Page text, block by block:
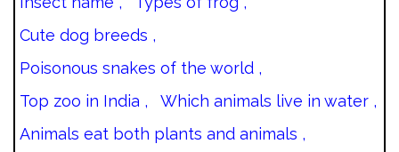
Cute dog breeds ,
Poisonous snakes of the world ,
Top zoo in India ,
Which animals live in water ,
Animals eat both plants and animals ,